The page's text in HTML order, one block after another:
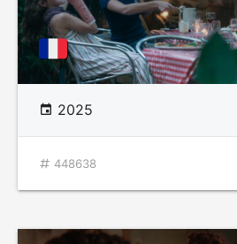
2025
448638